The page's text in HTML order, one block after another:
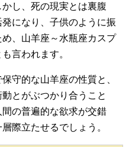
し、死の現実とは裏腹
になり、子供のように振
、山羊座～水瓶座カスプ
言われます。
守的な山羊座の性質と、
とがぶつかり合うこと
の普遍的な欲求が交錯
際立たせるでしょう。